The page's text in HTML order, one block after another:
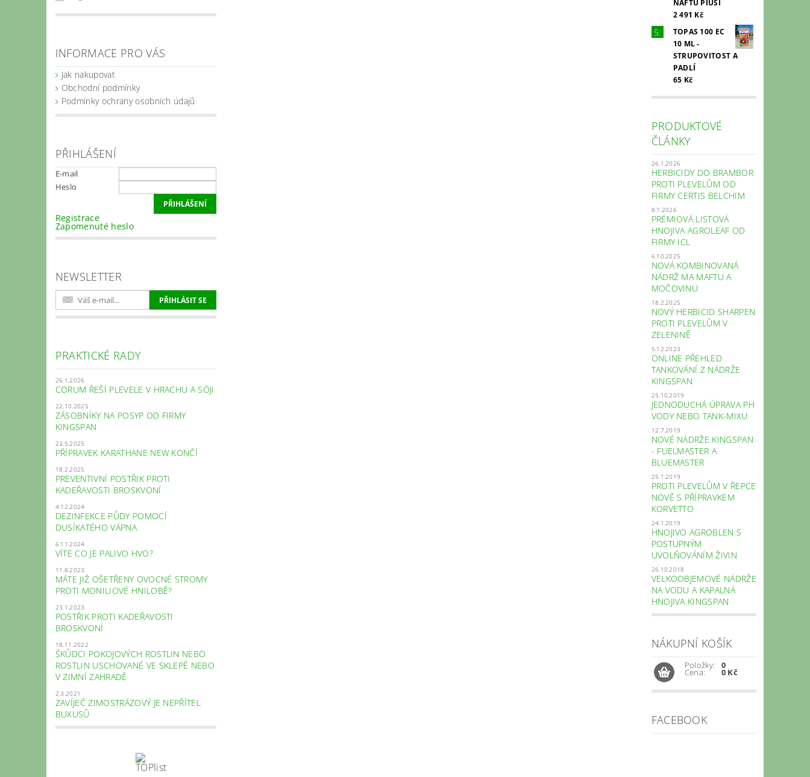
INFORMACE PRO VÁS
Jak nakupovat
Obchodní podmínky
Podmínky ochrany osobních údajů
PŘIHLÁŠENÍ
E-mail
Heslo
Registrace
Zapomenuté heslo
NEWSLETTER
PRAKTICKÉ RADY
26.1.2026
CORUM ŘEŠÍ PLEVELE V HRACHU A SÓJI
22.10.2025
ZÁSOBNÍKY NA POSYP OD FIRMY
KINGSPAN
23.5.2025
PŘÍPRAVEK KARATHANE NEW KONČÍ
18.2.2025
PREVENTIVNÍ POSTŘIK PROTI
KADEŘAVOSTI BROSKVONÍ
4.12.2024
DEZINFEKCE PŮDY POMOCÍ
DUSÍKATÉHO VÁPNA
6.11.2024
VÍTE CO JE PALIVO HVO?
11.8.2023
MÁTE JIŽ OŠETŘENY OVOCNÉ STROMY
PROTI MONILIOVÉ HNILOBĚ?
23.1.2023
POSTŘIK PROTI KADEŘAVOSTI
BROSKVONÍ
18.11.2022
ŠKŮDCI POKOJOVÝCH ROSTLIN NEBO
ROSTLIN USCHOVANÉ VE SKLEPĚ NEBO
V ZIMNÍ ZAHRADĚ
2.3.2021
ZAVÍJEČ ZIMOSTRÁZOVÝ JE NEPŘÍTEL
BUXUSŮ
NAFTU PIUSI
2 491 Kč
TOPAS 100 EC
10 ML -
STRUPOVITOST A
PADLÍ
65 Kč
PRODUKTOVÉ
ČLÁNKY
26.1.2026
HERBICIDY DO BRAMBOR
PROTI PLEVELŮM OD
FIRMY CERTIS BELCHIM
8.1.2026
PRÉMIOVÁ LISTOVÁ
HNOJIVA AGROLEAF OD
FIRMY ICL
6.10.2025
NOVÁ KOMBINOVANÁ
NÁDRŽ MA MAFTU A
MOČOVINU
18.2.2025
NOVÝ HERBICID SHARPEN
PROTI PLEVELŮM V
ZELENINĚ
5.12.2023
ONLINE PŘEHLED
TANKOVÁNÍ Z NÁDRŽE
KINGSPAN
25.10.2019
JEDNODUCHÁ ÚPRAVA PH
VODY NEBO TANK-MIXU
12.7.2019
NOVÉ NÁDRŽE KINGSPAN
- FUELMASTER A
BLUEMASTER
25.1.2019
PROTI PLEVELŮM V ŘEPCE
NOVĚ S PŘÍPRAVKEM
KORVETTO
24.1.2019
HNOJIVO AGROBLEN S
POSTUPNÝM
UVOLŇOVÁNÍM ŽIVIN
26.10.2018
VELKOOBJEMOVÉ NÁDRŽE
NA VODU A KAPALNÁ
HNOJIVA KINGSPAN
NÁKUPNÍ KOŠÍK
Položky:
Cena:
0
0 Kč
FACEBOOK